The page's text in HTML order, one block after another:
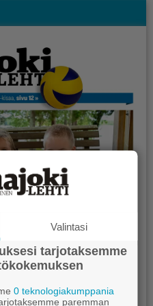
Valintasi
tarjotaksemme
0 teknologiakumppania
paremman